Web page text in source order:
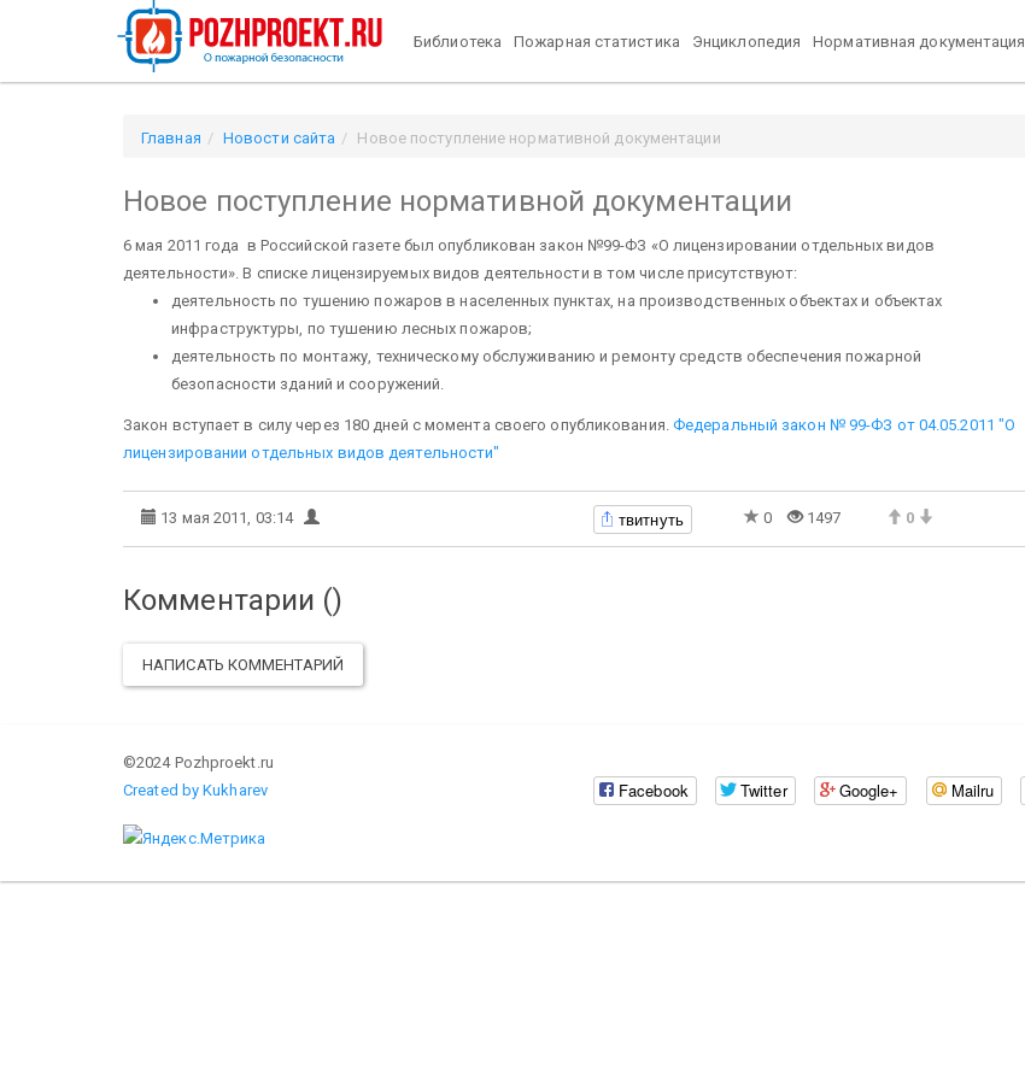
Библиотека Пожарная статистика Энциклопедия Нормативная документация
Главная Новости сайта Новое поступление нормативной документации
Новое поступление нормативной документации
6 мая 2011 года в Российской газете был опубликован закон №99-ФЗ «О лицензировании отдельных видов
деятельности». В списке лицензируемых видов деятельности в том числе присутствуют:
деятельность по тушению пожаров в населенных пунктах, на производственных объектах и объектах
инфраструктуры, по тушению лесных пожаров;
деятельность по монтажу, техническому обслуживанию и ремонту средств обеспечения пожарной
безопасности зданий и сооружений.
Закон вступает в силу через 180 дней с момента своего опубликования. Федеральный закон № 99-ФЗ от 04.05.2011 "О
лицензировании отдельных видов деятельности"
13 мая 2011, 03:14 твитнуть 0 1497 0
Комментарии ()
НАПИСАТЬ КОММЕНТАРИЙ
©2024 Pozhproekt.ru
Created by Kukharev
Facebook Twitter Google+ Mailru